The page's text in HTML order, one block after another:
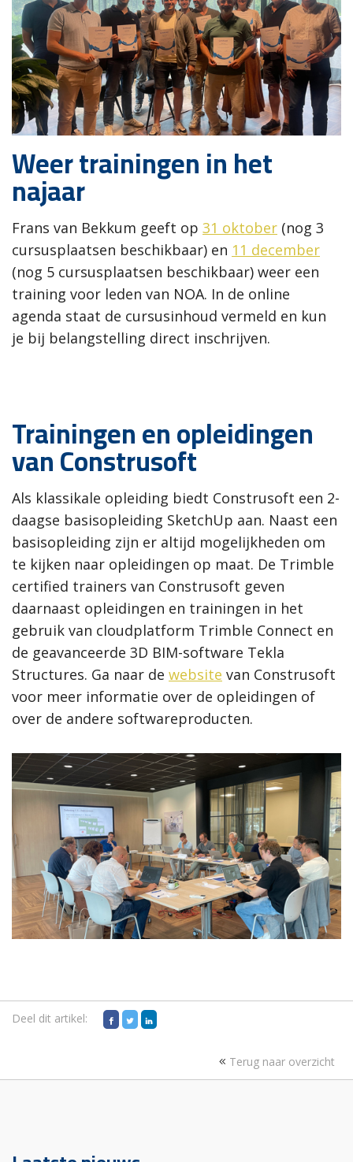
Weer trainingen in het
najaar
Frans van Bekkum geeft op 31 oktober (nog 3
cursusplaatsen beschikbaar) en 11 december
(nog 5 cursusplaatsen beschikbaar) weer een
training voor leden van NOA. In de online
agenda staat de cursusinhoud vermeld en kun
je bij belangstelling direct inschrijven.
Trainingen en opleidingen
van Construsoft
Als klassikale opleiding biedt Construsoft een 2-
daagse basisopleiding SketchUp aan. Naast een
basisopleiding zijn er altijd mogelijkheden om
te kijken naar opleidingen op maat. De Trimble
certified trainers van Construsoft geven
daarnaast opleidingen en trainingen in het
gebruik van cloudplatform Trimble Connect en
de geavanceerde 3D BIM-software Tekla
Structures. Ga naar de website van Construsoft
voor meer informatie over de opleidingen of
over de andere softwareproducten.
Deel dit artikel:
Terug naar overzicht